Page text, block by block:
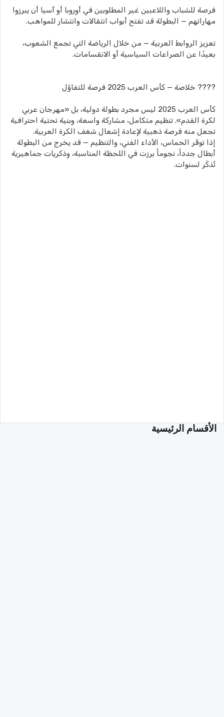
فرصة للشباب واللاعبين غير المطلوبين في أوروبا أو آسيا أن يبرزوا
مهاراتهم — البطولة قد تفتح أبواب انتقالات وانتشار للمواهب.
تعزيز الروابط العربية — من خلال الرياضة التي تجمع الشعوب،
بعيدًا عن الصراعات السياسية أو الانقسامات.
???? خلاصة — كأس العرب 2025 فرصة للتفاؤل
كأس العرب 2025 ليس مجرد بطولة دولية، بل «مهرجان عربي
لكرة القدم». تنظيم متكامل، مشاركة واسعة، وبنية تحتية احترافية
تجعل منه فرصة ذهبية لإعادة إشعال شغف الكرة العربية.
إذا توفّر الحماس، الأداء الفني، والتنظيم — قد يخرج من البطولة
أبطال جدداً، نجوماً برزت في اللحظة المناسبة، وذكريات جماهيرية
تُذكَر لسنوات.
الأقسام الرئيسية